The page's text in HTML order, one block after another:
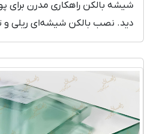
شیشه بالکن راهکاری مدرن
دید. نصب بالکن شیشه‌ای ریلی
مقاوم و طراحی زیبا. مشاوره و